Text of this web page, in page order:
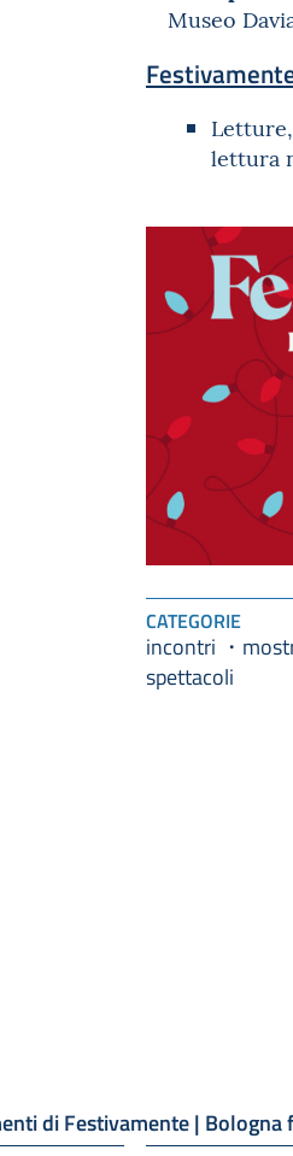
Museo
lettura
CATEGORIE
incontri
spettacoli
di Festivamente | Bologna